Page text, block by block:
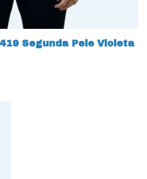
Segunda Pele Violeta